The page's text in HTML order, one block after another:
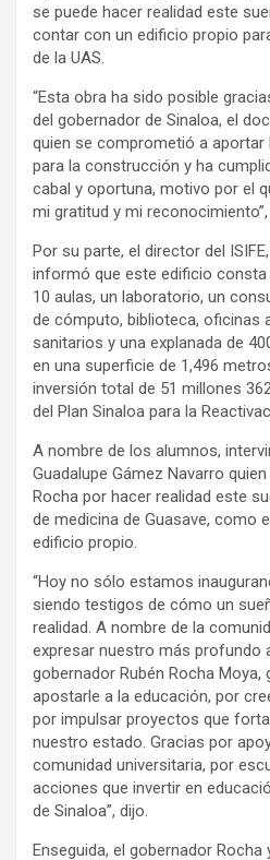
se puede hacer realidad este
contar con un edificio propio
de la UAS.
“Esta obra ha sido posible
del gobernador de Sinaloa, el
quien se comprometió a
para la construcción y ha
cabal y oportuna, motivo por el
mi gratitud y mi reconocimiento”,
Por su parte, el director del
informó que este edificio consta
10 aulas, un laboratorio, un
de cómputo, biblioteca, oficinas
sanitarios y una explanada de
en una superficie de 1,496
inversión total de 51 millones
del Plan Sinaloa para la
A nombre de los alumnos,
Guadalupe Gámez Navarro
Rocha por hacer realidad este
de medicina de Guasave, como
edificio propio.
“Hoy no sólo estamos
siendo testigos de cómo un
realidad. A nombre de la
expresar nuestro más profundo
gobernador Rubén Rocha
apostarle a la educación, por
por impulsar proyectos que
nuestro estado. Gracias por
comunidad universitaria, por
acciones que invertir en
de Sinaloa”, dijo.
Enseguida, el gobernador